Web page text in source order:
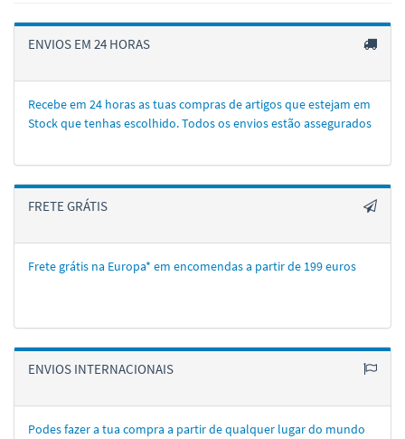
ENVIOS EM 24 HORAS
Recebe em 24 horas as tuas compras de artigos que estejam em
Stock que tenhas escolhido. Todos os envios estão assegurados
FRETE GRÁTIS
Frete grátis na Europa* em encomendas a partir de 199 euros
ENVIOS INTERNACIONAIS
Podes fazer a tua compra a partir de qualquer lugar do mundo